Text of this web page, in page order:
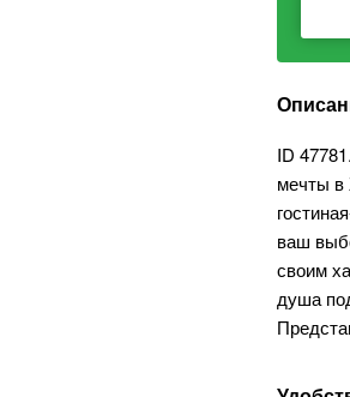
ID
мечты в
ваш
своим
душа